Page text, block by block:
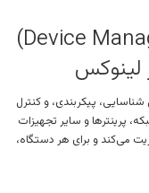
مدیریت دستگاه‌ها (Device Management)
لینوکس
پیکربندی، و کنترل
پرینترها و سایر تجهیزات
می‌کند و برای هر دستگاه،